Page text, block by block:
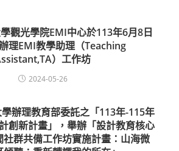
學觀光學院EMI中心於113年6月8日
辦理EMI教學助理（Teaching
）工作坊
2024-05-26
辦理教育部委託之「113年-115年
創新計畫」，舉辦「設計教育核心
群共備工作坊實施計畫：山海微